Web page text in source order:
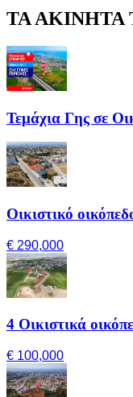
ΤΑ
Τεμάχια Γης σε
Οικιστικό
€ 290,000
4 Οικιστικά
€ 100,000